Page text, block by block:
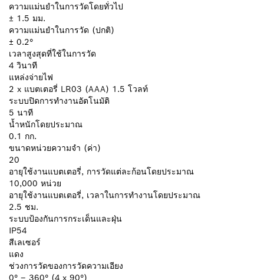
ความแม่นยำในการวัดโดยทั่วไป
± 1.5 มม.
ความแม่นยำในการวัด (ปกติ)
± 0.2°
เวลาสูงสุดที่ใช้ในการวัด
4 วินาที
แหล่งจ่ายไฟ
2 x แบตเตอรี่ LR03 (AAA) 1.5 โวลท์
ระบบปิดการทำงานอัตโนมัติ
5 นาที
น้ำหนักโดยประมาณ
0.1 กก.
ขนาดหน่วยความจำ (ค่า)
20
อายุใช้งานแบตเตอรี่, การวัดแต่ละก้อนโดยประมาณ
10,000 หน่วย
อายุใช้งานแบตเตอรี่, เวลาในการทำงานโดยประมาณ
2.5 ชม.
ระบบป้องกันการกระเด็นและฝุ่น
IP54
สีเลเซอร์
แดง
ช่วงการวัดของการวัดความเอียง
0° – 360° (4 x 90°)